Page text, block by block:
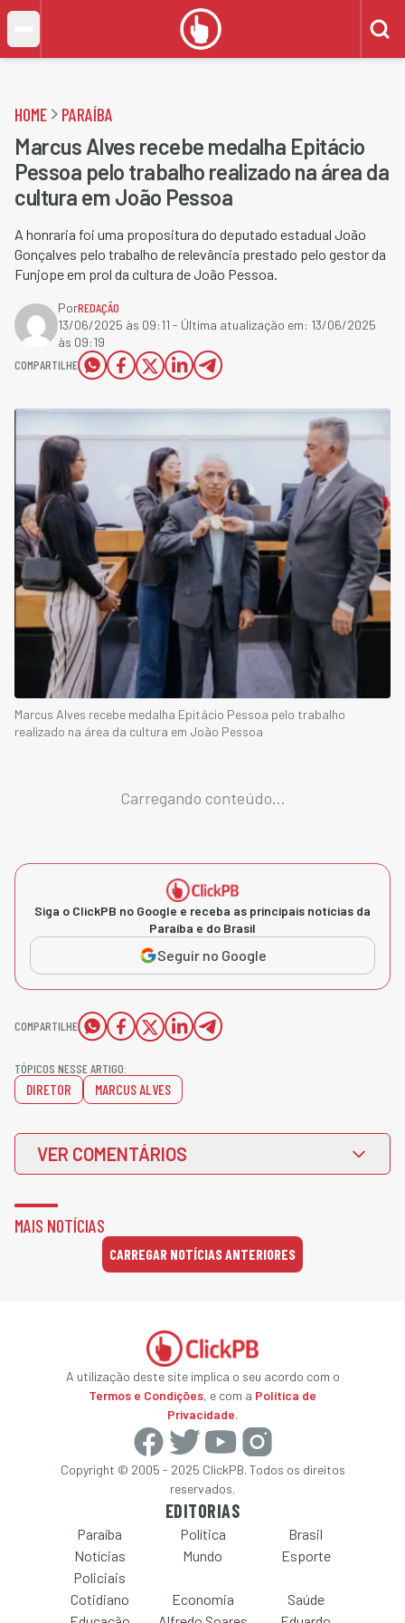
HOME PARAÍBA
Marcus Alves recebe medalha Epitácio
Pessoa pelo trabalho realizado na área da
cultura em João Pessoa
A honraria foi uma propositura do deputado estadual João
Gonçalves pelo trabalho de relevância prestado pelo gestor da
Funjope em prol da cultura de João Pessoa.
PorREDAÇÃO
13/06/2025 às 09:11 - Última atualização em: 13/06/2025
às 09:19
COMPARTILHE
Marcus Alves recebe medalha Epitácio Pessoa pelo trabalho
realizado na área da cultura em João Pessoa
Carregando conteúdo...
Siga o ClickPB no Google e receba as principais notícias da
Paraíba e do Brasil
Seguir no Google
COMPARTILHE
TÓPICOS NESSE ARTIGO:
DIRETOR MARCUS ALVES
VER COMENTÁRIOS
MAIS NOTÍCIAS
CARREGAR NOTÍCIAS ANTERIORES
A utilização deste site implica o seu acordo com o
Termos e Condições, e com a Política de
Privacidade.
Copyright © 2005 - 2025 ClickPB. Todos os direitos
reservados.
EDITORIAS
Paraíba Política
Brasil
Notícias
Policiais
Mundo Esporte
Cotidiano Economia
Saúde